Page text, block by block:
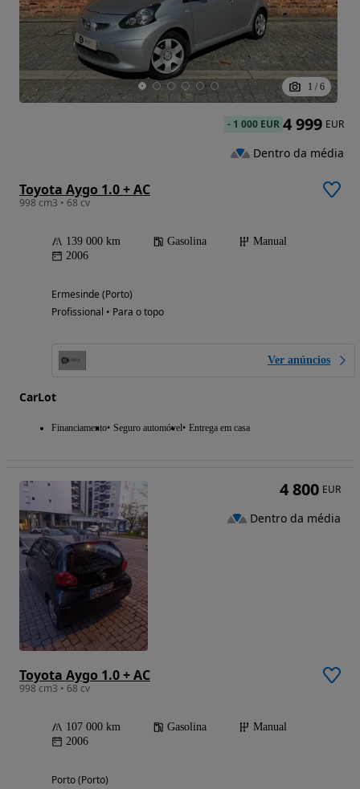
1 / 6
Toyota Aygo 1.0 + AC
998 cm3 • 68 cv
139 000 km Gasolina
Manual
2006
Ermesinde (Porto)
Profissional • Para o topo
Ver anúncios
CarLot
Financiamento Seguro automóvel Entrega em casa
- 1 000 EUR 4 999 EUR
Dentro da média
Toyota Aygo 1.0 + AC
998 cm3 • 68 cv
107 000 km Gasolina
Manual
2006
Porto (Porto)
4 800 EUR
Dentro da média